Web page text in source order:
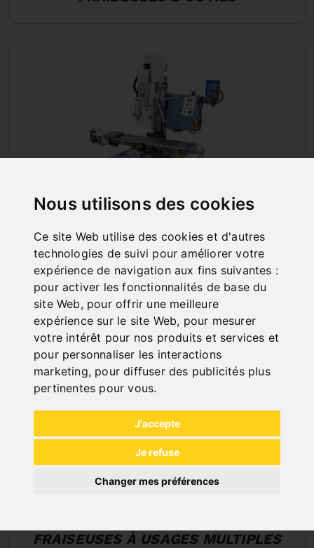
Nous utilisons des cookies
Ce site Web utilise des cookies et d'autres
technologies de suivi pour améliorer votre
expérience de navigation aux fins suivantes :
pour activer les fonctionnalités de base du
site Web, pour offrir une meilleure
expérience sur le site Web, pour mesurer
votre intérêt pour nos produits et services et
pour personnaliser les interactions
marketing, pour diffuser des publicités plus
pertinentes pour vous.
J'accepte
Je refuse
Changer mes préférences
PERCEUSES ET FRAISEUSES
FRAISEUSES À USAGES MULTIPLES